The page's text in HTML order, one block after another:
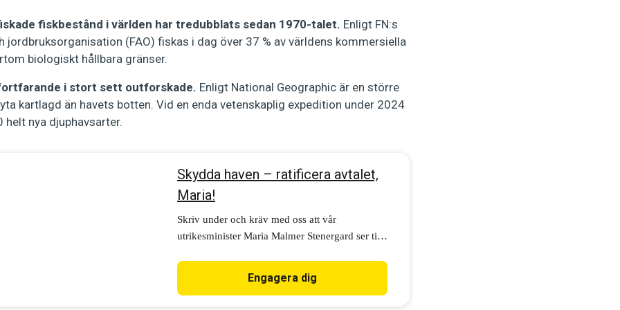
fiskbestånd i världen har tredubblats sedan 1970-talet. Enligt FN:s
jordbruksorganisation (FAO) fiskas i dag över 37 % av världens kommersiella
biologiskt hållbara gränser.
i stort sett outforskade. Enligt National Geographic är en större
kartlagd än havets botten. Vid en enda vetenskaplig expedition under 2024
helt nya djuphavsarter.
Skydda haven – ratificera avtalet,
Maria!
Skriv under och kräv med oss att vår
utrikesminister Maria Malmer Stenergard ser till
avtalet. Skydda haven, Maria!
Engagera dig